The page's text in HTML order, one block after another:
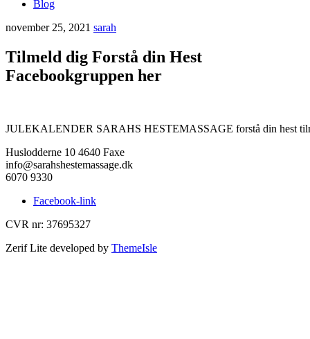
Blog
november 25, 2021 sarah
Tilmeld dig Forstå din Hest
Facebookgruppen her
JULEKALENDER SARAHS HESTEMASSAGE forstå din hest
Huslodderne 10 4640 Faxe
info@sarahshestemassage.dk
6070 9330
Facebook-link
CVR nr: 37695327
Zerif Lite developed by ThemeIsle